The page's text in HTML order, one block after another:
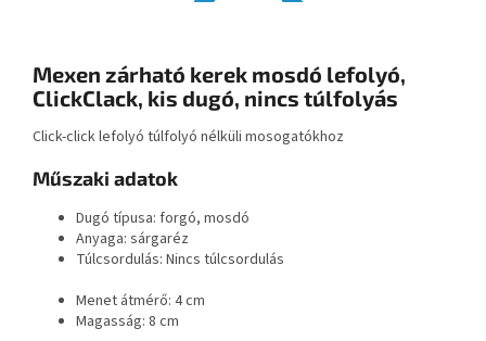
Mexen zárható kerek mosdó lefolyó,
ClickClack, kis dugó, nincs túlfolyás
Click-click lefolyó túlfolyó nélküli mosogatókhoz
Műszaki adatok
Dugó típusa: forgó, mosdó
Anyaga: sárgaréz
Túlcsordulás: Nincs túlcsordulás
Menet átmérő: 4 cm
Magasság: 8 cm